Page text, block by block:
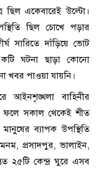
ছিল একেবারেই উল্টো।
ছিল চোখে পড়ার
সারিতে দাঁড়িয়ে ভোট
ঘটনা ছাড়া কোনো
খবর পাওয়া যায়নি।
আইনশৃঙ্খলা বাহিনীর
সকাল থেকেই শীত
মানুষের ব্যাপক উপস্থিতি
প্রসাদপুর, ভালাইন,
২৫টি কেন্দ্র ঘুরে এসব